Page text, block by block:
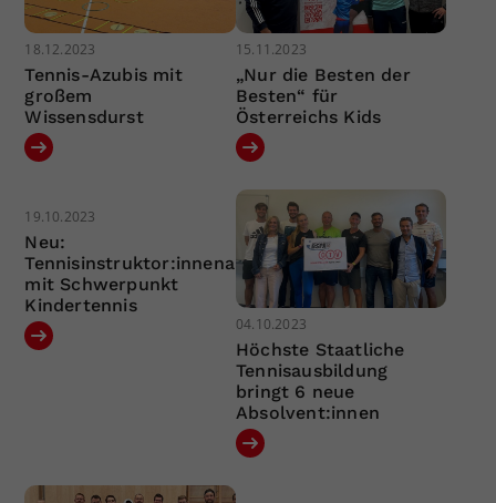
18.12.2023
Tennis-Azubis mit
großem
Wissensdurst
15.11.2023
„Nur die Besten der
Besten“ für
Österreichs Kids
19.10.2023
Neu:
Tennisinstruktor:innenausbildung
mit Schwerpunkt
Kindertennis
04.10.2023
Höchste Staatliche
Tennisausbildung
bringt 6 neue
Absolvent:innen